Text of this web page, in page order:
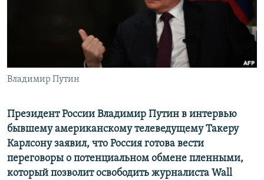
УКРАИНСКАЯ ПРОБЛЕМА КРЫМА
Все сайты RFE/RL
Владимир Путин
Президент России Владимир Путин в интервью
бывшему американскому телеведущему Такеру
Карлсону заявил, что Россия готова вести
переговоры о потенциальном обмене пленными,
который позволит освободить журналиста Wall